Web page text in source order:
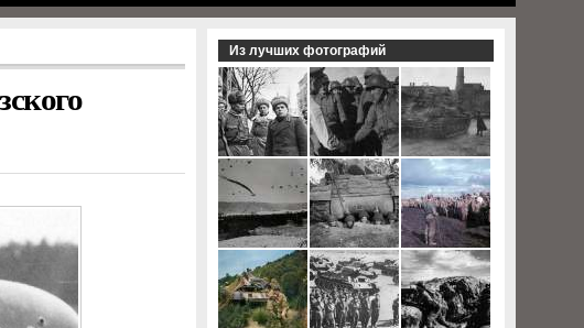
Из лучших фотографий